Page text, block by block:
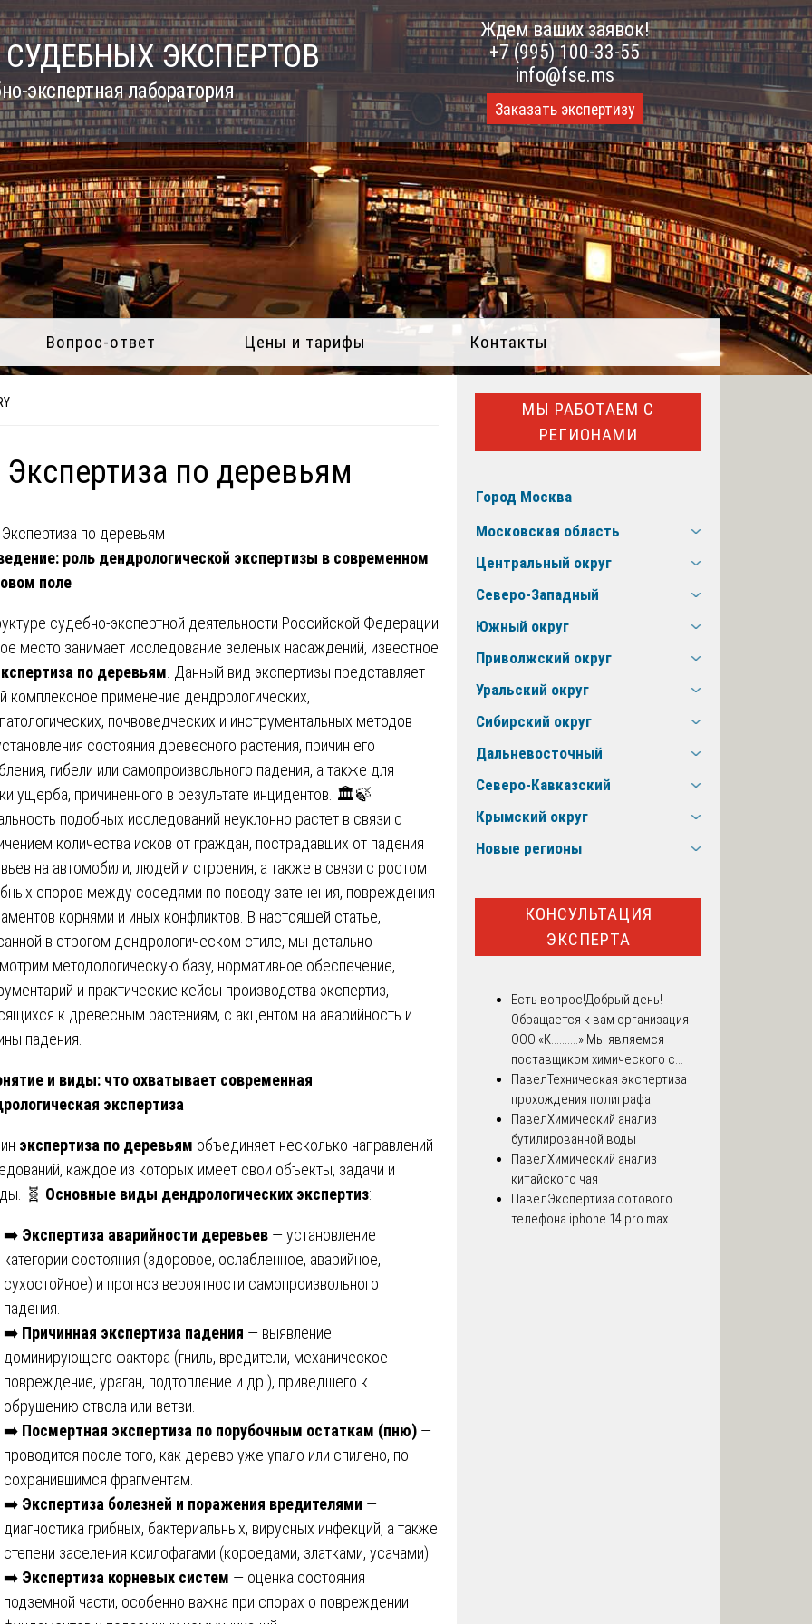
ЭКСПЕРТОВ
экспертная лаборатория
Ждем ваших заявок!
+7 (995) 100-33-55
info@fse.ms
Заказать экспертизу
Вопрос-ответ Цены и тарифы Контакты
по деревьям
роль дендрологической экспертизы в современном
поле
судебно-экспертной деятельности Российской Федерации
место занимает исследование зеленых насаждений, известное
по деревьям . Данный вид экспертизы представляет
комплексное применение дендрологических,
почвоведческих и инструментальных методов
состояния древесного растения, причин его
гибели или самопроизвольного падения, а также для
ущерба, причиненного в результате инцидентов. 🏛️🍃
подобных исследований неуклонно растет в связи с
количества исков от граждан, пострадавших от падения
на автомобили, людей и строения, а также в связи с ростом
споров между соседями по поводу затенения, повреждения
корнями и иных конфликтов. В настоящей статье,
в строгом дендрологическом стиле, мы детально
методологическую базу, нормативное обеспечение,
и практические кейсы производства экспертиз,
к древесным растениям, с акцентом на аварийность и
падения.
и виды: что охватывает современная
экспертиза
экспертиза по деревьям объединяет несколько направлений
каждое из которых имеет свои объекты, задачи и
🧬 Основные виды дендрологических экспертиз:
➡️ Экспертиза аварийности деревьев — установление
категории состояния (здоровое, ослабленное, аварийное,
сухостойное) и прогноз вероятности самопроизвольного
падения.
➡️ Причинная экспертиза падения — выявление
доминирующего фактора (гниль, вредители, механическое
повреждение, ураган, подтопление и др.), приведшего к
обрушению ствола или ветви.
➡️ Посмертная экспертиза по порубочным остаткам (пню) —
проводится после того, как дерево уже упало или спилено, по
сохранившимся фрагментам.
➡️ Экспертиза болезней и поражения вредителями —
диагностика грибных, бактериальных, вирусных инфекций, а также
степени заселения ксилофагами (короедами, златками, усачами).
➡️ Экспертиза корневых систем — оценка состояния
подземной части, особенно важна при спорах о повреждении
МЫ РАБОТАЕМ С
РЕГИОНАМИ
Город Москва
Московская область
Центральный округ
Северо-Западный
Южный округ
Приволжский округ
Уральский округ
Сибирский округ
Дальневосточный
Северо-Кавказский
Крымский округ
Новые регионы
КОНСУЛЬТАЦИЯ
ЭКСПЕРТА
Есть вопрос!Добрый день!
Обращается к вам организация
ООО «К..........».Мы являемся
поставщиком химического с...
ПавелТехническая экспертиза
прохождения полиграфа
ПавелХимический анализ
бутилированной воды
ПавелХимический анализ
китайского чая
ПавелЭкспертиза сотового
телефона iphone 14 pro max